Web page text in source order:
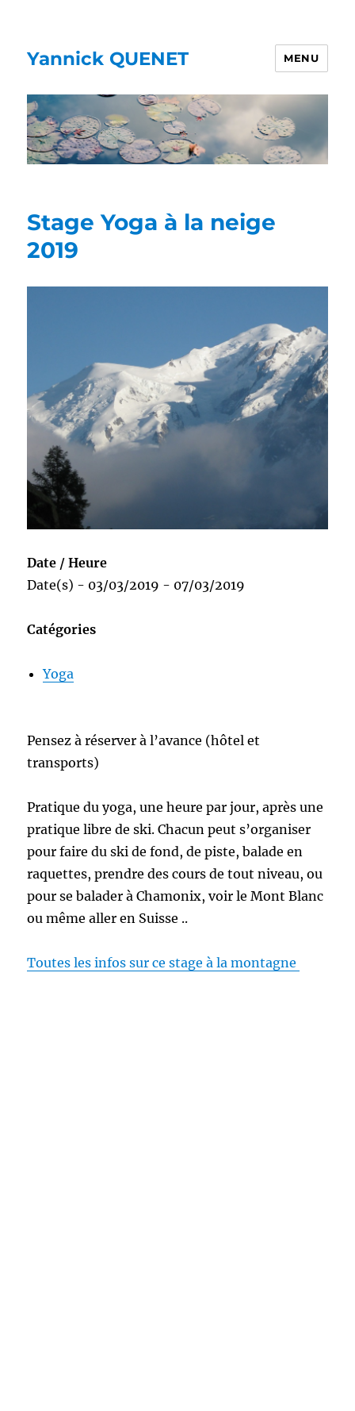
Yannick QUENET MENU
Stage Yoga à la neige
2019
Date / Heure
Date(s) - 03/03/2019 - 07/03/2019
Catégories
Yoga
Pensez à réserver à l’avance (hôtel et
transports)
Pratique du yoga, une heure par jour, après une
pratique libre de ski. Chacun peut s’organiser
pour faire du ski de fond, de piste, balade en
raquettes, prendre des cours de tout niveau, ou
pour se balader à Chamonix, voir le Mont Blanc
ou même aller en Suisse ..
Toutes les infos sur ce stage à la montagne